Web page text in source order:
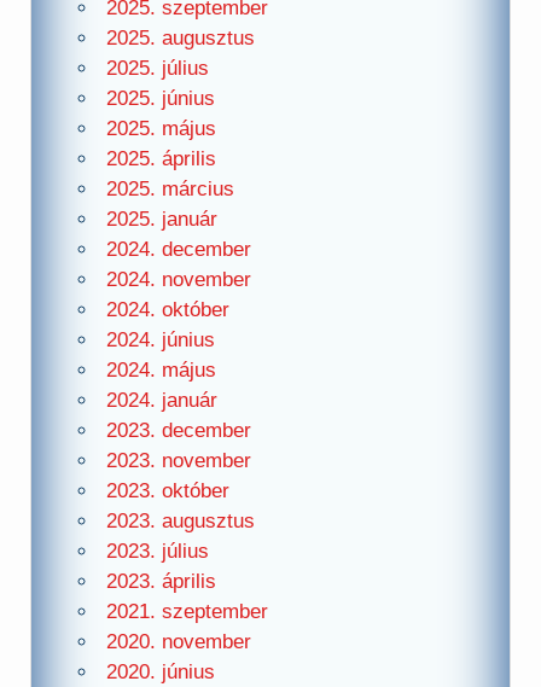
2025. szeptember
2025. augusztus
2025. július
2025. június
2025. május
2025. április
2025. március
2025. január
2024. december
2024. november
2024. október
2024. június
2024. május
2024. január
2023. december
2023. november
2023. október
2023. augusztus
2023. július
2023. április
2021. szeptember
2020. november
2020. június